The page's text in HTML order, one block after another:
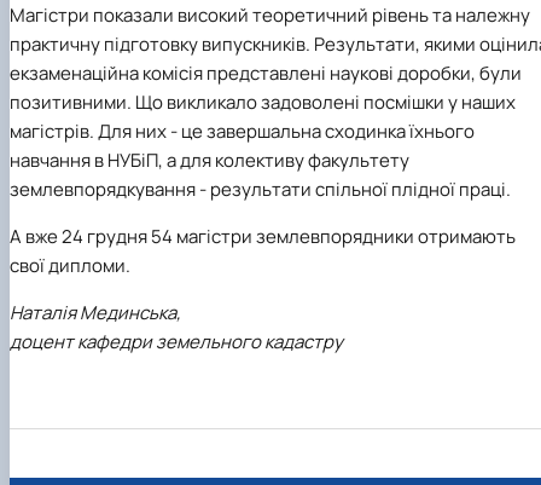
Магістри показали високий теоретичний рівень та належну
практичну підготовку випускників. Результати, якими
екзаменаційна комісія представлені наукові доробки, були
позитивними. Що викликало задоволені посмішки у наших
магістрів. Для них - це завершальна сходинка їхнього
навчання в НУБіП, а для колективу факультету
землевпорядкування - результати спільної плідної праці.
А вже 24 грудня 54 магістри землевпорядники отримають
свої дипломи.
Наталія Мединська,
доцент кафедри земельного кадастру